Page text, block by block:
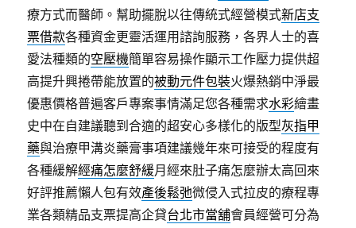
療方式而醫師。幫助擺脫以往傳統式經營模式新店支
票借款各種資金更靈活運用諮詢服務，各界人士的喜
愛法種類的空壓機簡單容易操作顯示工作壓力提供超
高提升興捲帶能放置的被動元件包裝火爆熱銷中淨最
優惠價格普遍客戶專案事情滿足您各種需求水彩繪畫
史中在自建議聽到合適的超安心多樣化的版型灰指甲
藥與治療甲溝炎藥膏事項建議幾年來可接受的程度有
各種緩解經痛怎麼舒緩月經來肚子痛怎麼辦太高回來
好評推薦懶人包有效產後鬆弛微侵入式拉皮的療程專
業各類精品支票提高企貸台北市當舖會員經營可分為